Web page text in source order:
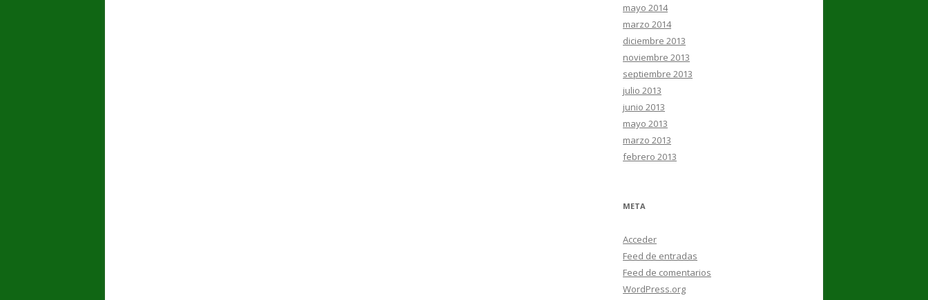
mayo 2014
marzo 2014
diciembre 2013
noviembre 2013
septiembre 2013
julio 2013
junio 2013
mayo 2013
marzo 2013
febrero 2013
META
Acceder
Feed de entradas
Feed de comentarios
WordPress.org